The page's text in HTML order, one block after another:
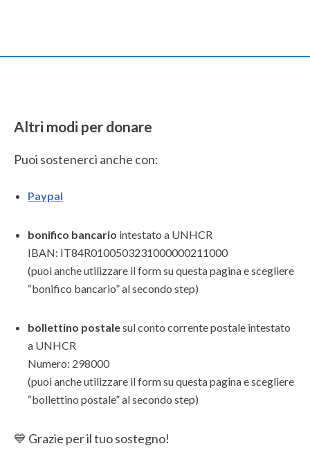
Altri modi per donare
Puoi sostenerci anche con:
Paypal
bonifico bancario intestato a UNHCR
IBAN: IT84R0100503231000000211000
(puoi anche utilizzare il form su questa pagina e scegliere
“bonifico bancario” al secondo step)
bollettino postalesul conto corrente postale intestato
a UNHCR
Numero: 298000
(puoi anche utilizzare il form su questa pagina e scegliere
“bollettino postale” al secondo step)
💙 Grazie per il tuo sostegno!